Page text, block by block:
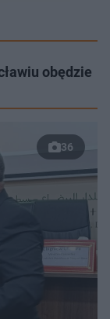
obędzie
36